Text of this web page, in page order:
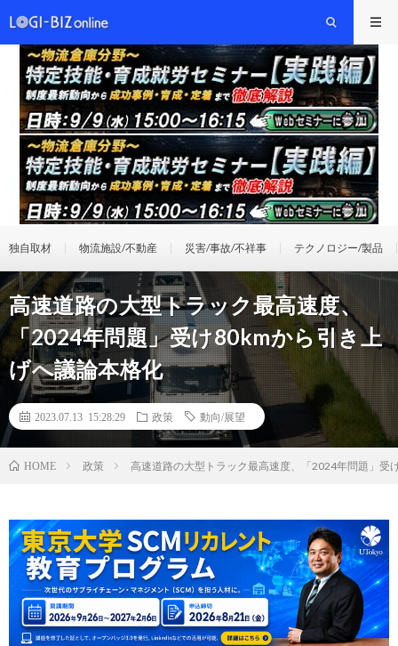
独自取材 物流施設/不動産 災害/事故/不祥事 テクノロジー/製品
高速道路の大型トラック最高速度、
「2024年問題」受け80kmから引き上
げへ議論本格化
2023.07.13 15:28:29 政策 動向/展望
HOME 政策 高速道路の大型トラック最高速度、「2024年問題」受